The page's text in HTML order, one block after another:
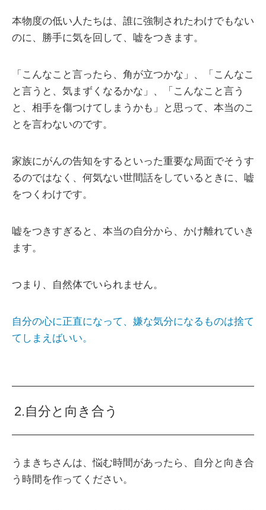
本物度の低い人たちは、誰に強制されたわけでもない
のに、勝手に気を回して、嘘をつきます。
「こんなこと言ったら、角が立つかな」、「こんなこ
と言うと、気まずくなるかな」、「こんなこと言う
と、相手を傷つけてしまうかも」と思って、本当のこ
とを言わないのです。
家族にがんの告知をするといった重要な局面でそうす
るのではなく、何気ない世間話をしているときに、嘘
をつくわけです。
嘘をつきすぎると、本当の自分から、かけ離れていき
ます。
つまり、自然体でいられません。
自分の心に正直になって、嫌な気分になるものは捨て
てしまえばいい。
2.自分と向き合う
うまきちさんは、悩む時間があったら、自分と向き合
う時間を作ってください。